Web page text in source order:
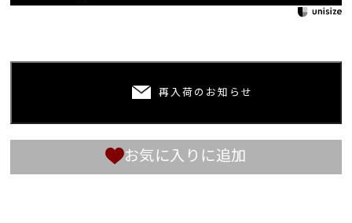
再入荷のお知らせ
お気に入りに追加